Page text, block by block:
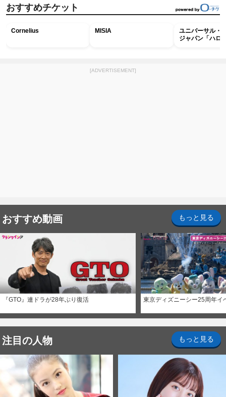
おすすめチケット
Cornelius MISIA
ユニバーサル・
ジャパン「ハロ
[ADVERTISEMENT]
おすすめ動画 もっと見る
『GTO』連ドラが28年ぶり復活 東京ディズニーシー25周年イ
注目の人物 もっと見る